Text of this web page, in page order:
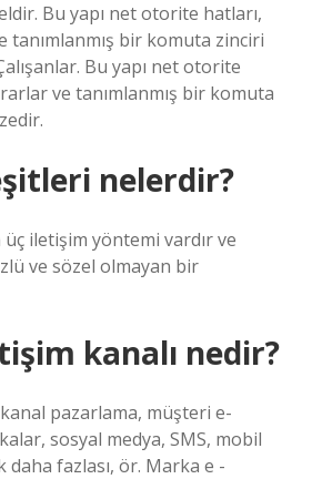
Bu yapı net otorite hatları,
tanımlanmış bir komuta zinciri
Bu yapı net otorite
ve tanımlanmış bir komuta
nelerdir?
iletişim yöntemi vardır ve
ve sözel olmayan bir
kanalı nedir?
kanal pazarlama, müşteri e-
sosyal medya, SMS, mobil
daha fazlası, ör. Marka e -